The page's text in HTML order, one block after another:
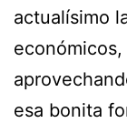
actualísimo
esa bonita